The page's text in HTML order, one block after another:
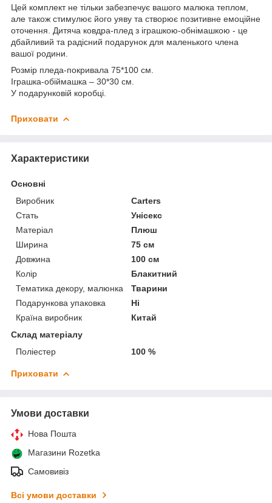
Цей комплект не тільки забезпечує вашого малюка теплом,
але також стимулює його уяву та створює позитивне емоційне
оточення. Дитяча ковдра-плед з іграшкою-обнімашкою - це
дбайливий та радісний подарунок для маленького члена
вашої родини.
Розмір пледа-покривала 75*100 см.
Іграшка-обіймашка – 30*30 см.
У подарунковій коробці.
Приховати
Характеристики
Основні
Виробник
Carters
Стать
Унісекс
Матеріал
Плюш
Ширина
75 см
Довжина
100 см
Колір
Блакитний
Тематика декору, малюнка
Тварини
Подарункова упаковка
Ні
Країна виробник
Китай
Склад матеріалу
Поліестер
100 %
Приховати
Умови доставки
Нова Пошта
Магазини Rozetka
Самовивіз
Всі умови доставки